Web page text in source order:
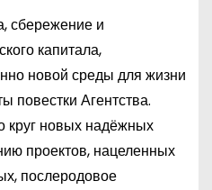
сбережение и
капитала,
новой среды для жизни
повестки Агентства.
новых надёжных
проектов, нацеленных
послеродовое